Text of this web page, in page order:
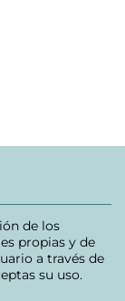
de los
propias y de
a través de
su uso.